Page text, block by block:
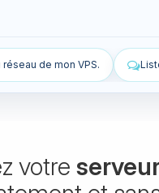
les règles de pare-feu
votre